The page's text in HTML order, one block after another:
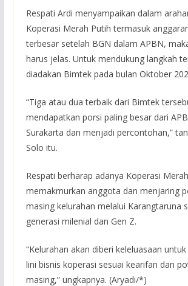
Respati Ardi menyampaikan dalam
Koperasi Merah Putih termasuk
terbesar setelah BGN dalam APBN,
harus jelas. Untuk mendukung langkah
diadakan Bimtek pada bulan Oktober
“Tiga atau dua terbaik dari Bimtek
mendapatkan porsi paling besar dari
Surakarta dan menjadi percontohan,”
Solo itu.
Respati berharap adanya Koperasi
memakmurkan anggota dan menjaring
masing kelurahan melalui Karangtaruna
generasi milenial dan Gen Z.
“Kelurahan akan diberi keleluasaan
lini bisnis koperasi sesuai kearifan dan
masing,” ungkapnya. (Aryadi/*)